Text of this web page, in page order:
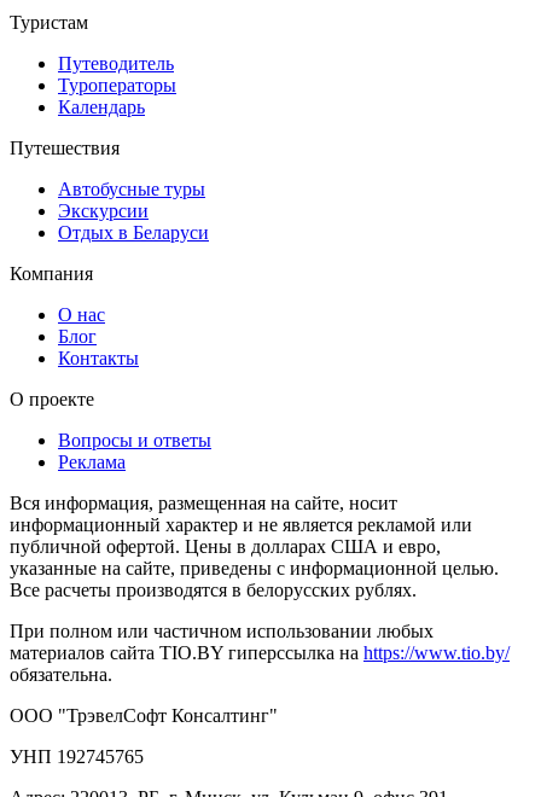
Туристам
Путеводитель
Туроператоры
Календарь
Путешествия
Автобусные туры
Экскурсии
Отдых в Беларуси
Компания
О нас
Блог
Контакты
О проекте
Вопросы и ответы
Реклама
Вся информация, размещенная на сайте, носит
информационный характер и не является рекламой или
публичной офертой. Цены в долларах США и евро,
указанные на сайте, приведены с информационной целью.
Все расчеты производятся в белорусских рублях.
При полном или частичном использовании любых
материалов сайта TIO.BY гиперссылка на https://www.tio.by/
обязательна.
ООО "ТрэвелСофт Консалтинг"
УНП 192745765